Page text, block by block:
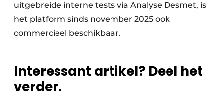
uitgebreide interne tests via Analyse Desmet, is
het platform sinds november 2025 ook
commercieel beschikbaar.
Interessant artikel? Deel het
verder.